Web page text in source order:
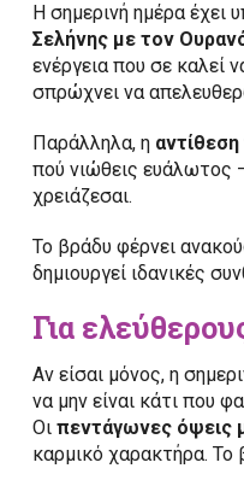
Η σημερινή ημέρα έχει
Σελήνης με τον
ενέργεια που σε καλεί
σπρώχνει να
Παράλληλα, η
πού νιώθεις ευάλωτος
χρειάζεσαι.
Το βράδυ φέρνει
δημιουργεί ιδανικές
Για
Αν είσαι μόνος, η
να μην είναι κάτι που
Οι πεντάγωνες όψεις
καρμικό χαρακτήρα. Το